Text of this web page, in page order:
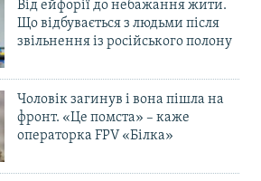
Від ейфорії до небажання жити.
Що відбувається з людьми після
звільнення із російського полону
Чоловік загинув і вона пішла на
фронт. «Це помста» – каже
операторка FPV «Білка»